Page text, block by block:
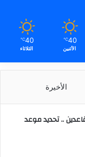
40
℃
الأثنين
40
℃
الثلاثاء
الأخيرة
.. تحديد موعد